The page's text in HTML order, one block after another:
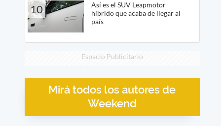
10
Así es el SUV Leapmotor
híbrido que acaba de llegar al
país
Espacio Publicitario
Mirá todos los autores de
Weekend